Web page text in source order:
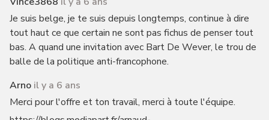
Je suis belge, je te suis depuis longtemps, continue à dire
tout haut ce que certain ne sont pas fichus de penser tout
bas. A quand une invitation avec Bart De Wever, le trou de
balle de la politique anti-francophone.
Arno il y a 6 ans
Merci pour l'offre et ton travail, merci à toute l'équipe.